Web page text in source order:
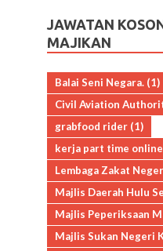
JAWATAN
MAJIKAN
Balai Seni Negara. (1)
Civil Aviation
grabfood rider (1)
kerja part time
Lembaga Zakat
Majlis Daerah Hulu
Majlis Peperiksaan
Majlis Sukan Negeri